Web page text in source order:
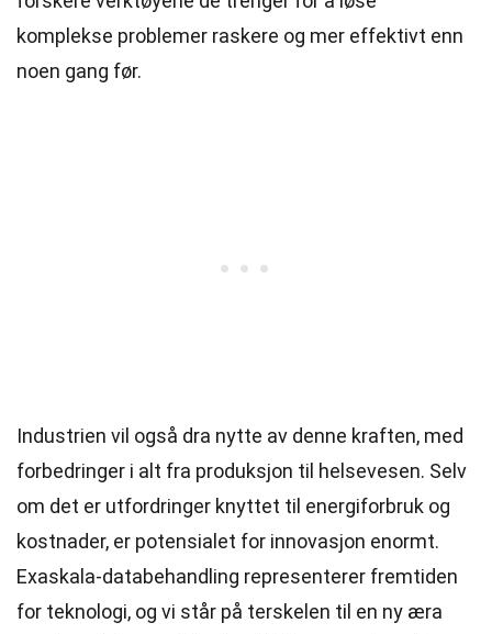
komplekse problemer raskere og mer effektivt enn
noen gang før.
Industrien vil også dra nytte av denne kraften, med
forbedringer i alt fra produksjon til helsevesen. Selv
om det er utfordringer knyttet til energiforbruk og
kostnader, er potensialet for innovasjon enormt.
Exaskala-databehandling representerer fremtiden
for teknologi, og vi står på terskelen til en ny æra